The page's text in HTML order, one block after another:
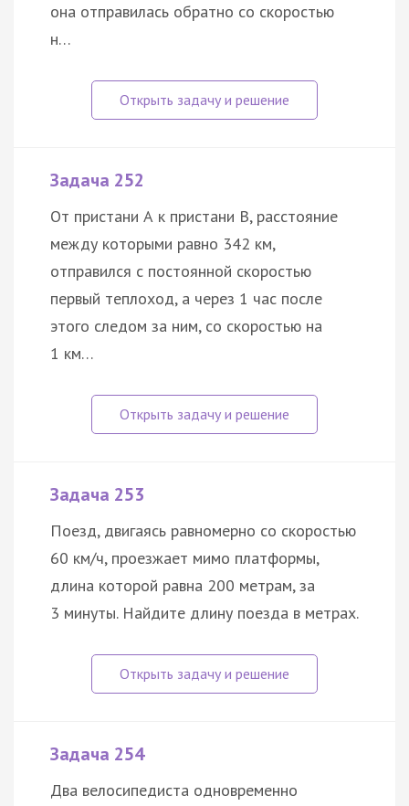
она отправилась обратно со скоростью
н…
Задача 252
От пристани А к пристани В, расстояние
между которыми равно 342 км,
отправился с постоянной скоростью
первый теплоход, а через 1 час после
этого следом за ним, со скоростью на
1 км…
Задача 253
Поезд, двигаясь равномерно со скоростью
60 км/ч, проезжает мимо платформы,
длина которой равна 200 метрам, за
3 минуты. Найдите длину поезда в метрах.
Задача 254
Два велосипедиста одновременно